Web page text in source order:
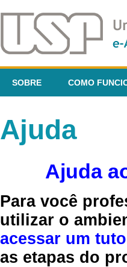
SOBRE COMO
Ajuda
Ajuda
Para você
utilizar o
acessar um
as etapas do